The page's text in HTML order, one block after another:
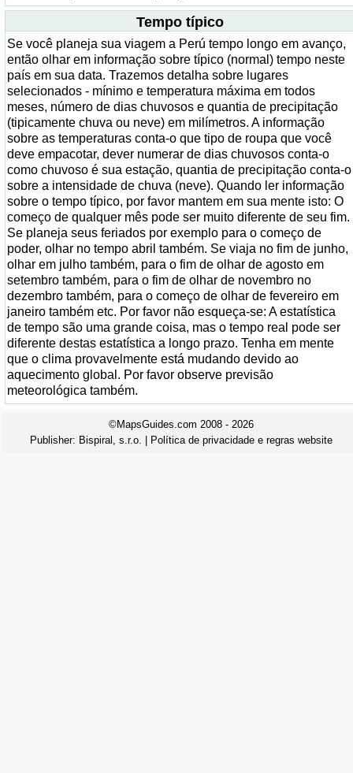
Tempo típico
Se você planeja sua viagem a Perú tempo longo em avanço,
então olhar em informação sobre típico (normal) tempo neste
país em sua data. Trazemos detalha sobre lugares
selecionados - mínimo e temperatura máxima em todos
meses, número de dias chuvosos e quantia de precipitação
(tipicamente chuva ou neve) em milímetros. A informação
sobre as temperaturas conta-o que tipo de roupa que você
deve empacotar, dever numerar de dias chuvosos conta-o
como chuvoso é sua estação, quantia de precipitação conta-o
sobre a intensidade de chuva (neve). Quando ler informação
sobre o tempo típico, por favor mantem em sua mente isto: O
começo de qualquer mês pode ser muito diferente de seu fim.
Se planeja seus feriados por exemplo para o começo de
poder, olhar no tempo abril também. Se viaja no fim de junho,
olhar em julho também, para o fim de olhar de agosto em
setembro também, para o fim de olhar de novembro no
dezembro também, para o começo de olhar de fevereiro em
janeiro também etc. Por favor não esqueça-se: A estatística
de tempo são uma grande coisa, mas o tempo real pode ser
diferente destas estatística a longo prazo. Tenha em mente
que o clima provavelmente está mudando devido ao
aquecimento global. Por favor observe previsão
meteorológica também.
©MapsGuides.com 2008 - 2026
Publisher: Bispiral, s.r.o. Política de privacidade e regras website